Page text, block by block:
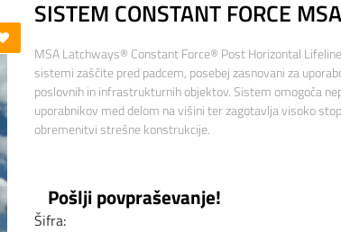
SISTEM CONSTANT FORCE
MSA Latchways® Constant Force® Post Horizontal
sistemi zaščite pred padcem, posebej zasnovani za
poslovnih in infrastrukturnih objektov. Sistem omogoča
uporabnikov med delom na višini ter zagotavlja visoko
obremenitvi strešne konstrukcije.
Pošlji povpraševanje!
Šifra: